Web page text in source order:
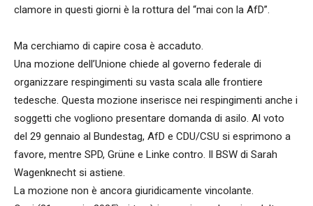
clamore in questi giorni è la rottura del “mai con la AfD”.
Ma cerchiamo di capire cosa è accaduto.
Una mozione dell’Unione chiede al governo federale di
organizzare respingimenti su vasta scala alle frontiere
tedesche. Questa mozione inserisce nei respingimenti anche i
soggetti che vogliono presentare domanda di asilo. Al voto
del 29 gennaio al Bundestag, AfD e CDU/CSU si esprimono a
favore, mentre SPD, Grüne e Linke contro. Il BSW di Sarah
Wagenknecht si astiene.
La mozione non è ancora giuridicamente vincolante.